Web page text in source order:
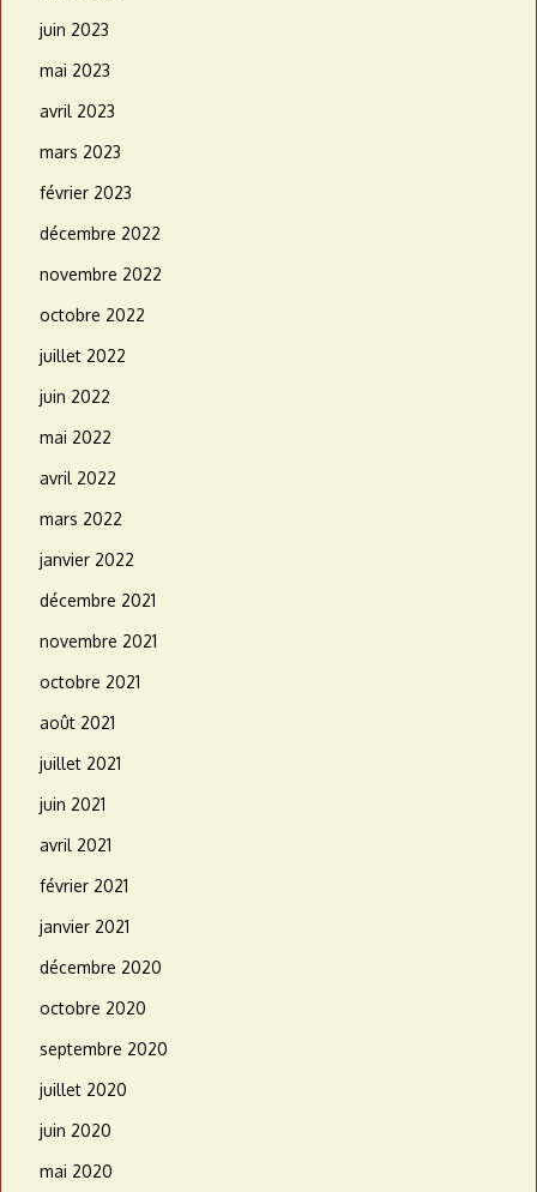
juin 2023
mai 2023
avril 2023
mars 2023
février 2023
décembre 2022
novembre 2022
octobre 2022
juillet 2022
juin 2022
mai 2022
avril 2022
mars 2022
janvier 2022
décembre 2021
novembre 2021
octobre 2021
août 2021
juillet 2021
juin 2021
avril 2021
février 2021
janvier 2021
décembre 2020
octobre 2020
septembre 2020
juillet 2020
juin 2020
mai 2020